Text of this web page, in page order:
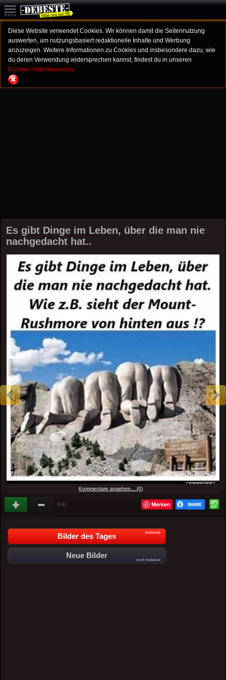
Diese Website verwendet Cookies. Wir können damit die Seitennutzung
auswerten, um nutzungsbasiert redaktionelle Inhalte und Werbung
anzuzeigen. Weitere Informationen zu Cookies und insbesondere dazu, wie
du deren Verwendung widersprechen kannst, findest du in unseren
Datenschutzhinweisen.
Es gibt Dinge im Leben, über die man nie
nachgedacht hat..
Kommentare ansehen... (0)
(+4) Merken
Bilder des Tages Startseite
Neue Bilder
nicht moderiert